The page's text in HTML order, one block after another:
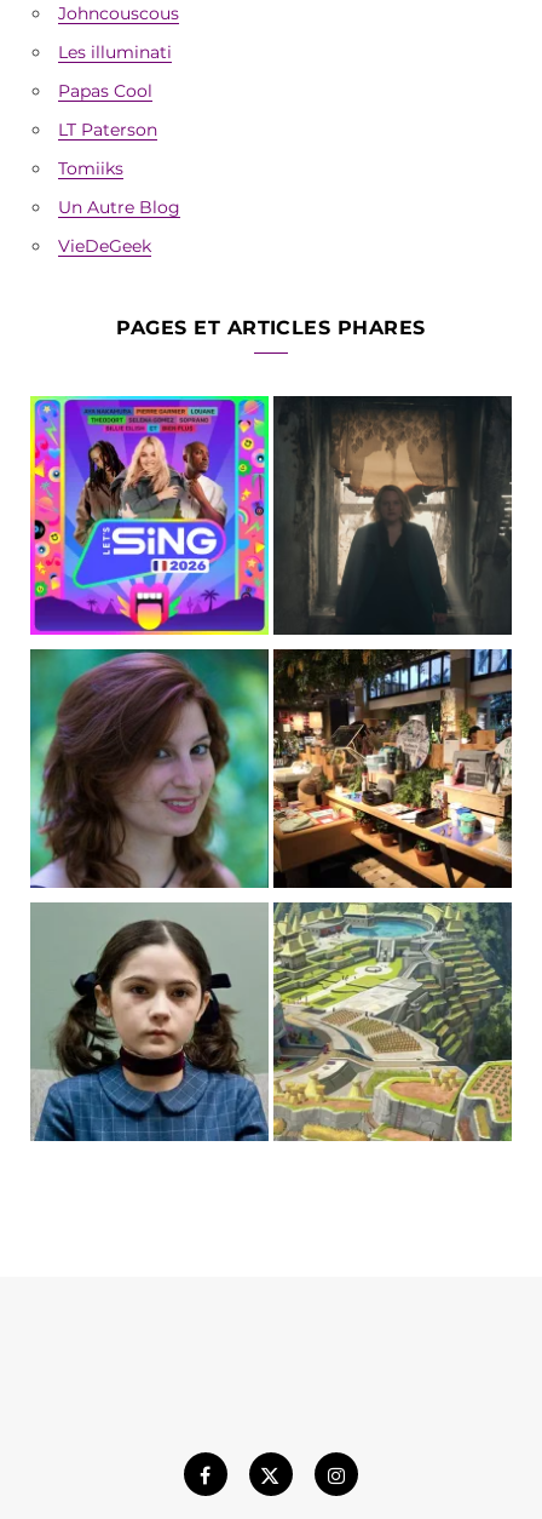
Johncouscous
Les illuminati
Papas Cool
LT Paterson
Tomiiks
Un Autre Blog
VieDeGeek
PAGES ET ARTICLES PHARES